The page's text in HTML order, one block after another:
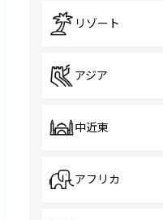
リゾート
アジア
中近東
アフリカ